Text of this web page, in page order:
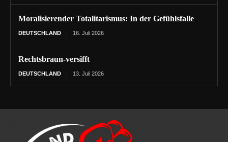
Moralisierender Totalitarismus: In der Gefühlsfalle
DEUTSCHLAND 16. Juli 2026
Rechtsbraun-versifft
DEUTSCHLAND 13. Juli 2026